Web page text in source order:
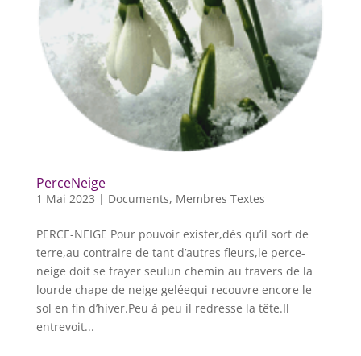
PerceNeige
1 Mai 2023 | Documents, Membres Textes
PERCE-NEIGE Pour pouvoir exister,dès qu’il sort de
terre,au contraire de tant d’autres fleurs,le perce-
neige doit se frayer seulun chemin au travers de la
lourde chape de neige geléequi recouvre encore le
sol en fin d’hiver.Peu à peu il redresse la tête.Il
entrevoit...